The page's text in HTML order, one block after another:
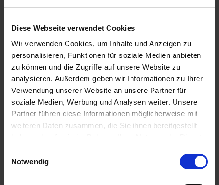
Diese Webseite verwendet Cookies
Wir verwenden Cookies, um Inhalte und Anzeigen zu
personalisieren, Funktionen für soziale Medien anbieten
zu können und die Zugriffe auf unsere Website zu
analysieren. Außerdem geben wir Informationen zu Ihrer
Verwendung unserer Website an unsere Partner für
soziale Medien, Werbung und Analysen weiter. Unsere
Partner führen diese Informationen möglicherweise mit
weiteren Daten zusammen, die Sie ihnen bereitgestellt
haben oder die sie im Rahmen Ihrer Nutzung der Dienste
Cookies, wenn Sie unsere Webseite weiterhin nutzen.
Notwendig
148,70 €
Deutschlands
In denWarenkorb
Merken Bewerten
Artikel Nr.: 2321997
Standard-Getriebeübersetzung. Wir...